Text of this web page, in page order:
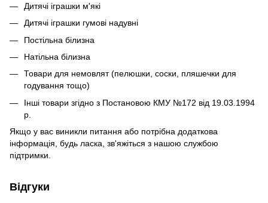
Дитячі іграшки м'які
Дитячі іграшки гумові надувні
Постільна білизна
Натільна білизна
Товари для немовлят (пелюшки, соски, пляшечки для
годування тощо)
Інші товари згідно з Постановою КМУ №172 від 19.03.1994
р.
Якщо у вас виникли питання або потрібна додаткова
інформація, будь ласка, зв'яжіться з нашою службою
підтримки.
Відгуки